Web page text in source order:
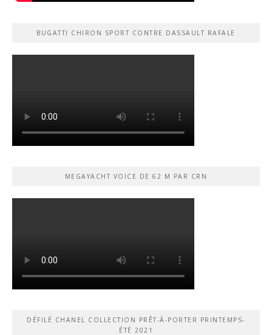
BUGATTI CHIRON SPORT CONTRE DASSAULT RAFALE
MEGAYACHT VOICE DE 62 M PAR CRN
DÉFILÉ CHANEL COLLECTION PRÊT-À-PORTER PRINTEMPS-
ÉTÉ 2021